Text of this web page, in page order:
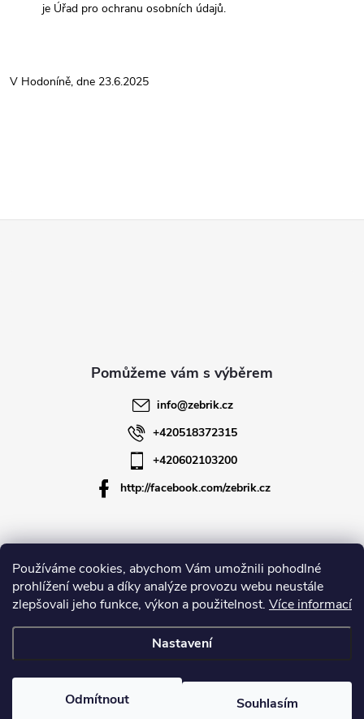
Používáme cookies, abychom Vám umožnili pohodlné
prohlížení webu a díky analýze provozu webu neustále
zlepšovali jeho funkce, výkon a použitelnost. Více informací
Nastavení
Odmítnout Souhlasím
je Úřad pro ochranu osobních údajů.
V Hodoníně, dne 23.6.2025
info@zebrik.cz
+420518372315
+420602103200
http://facebook.com/zebrik.cz
Informace pro vás
O společnosti
cookies